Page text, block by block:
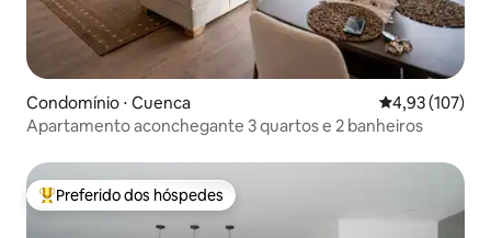
Condomínio ⋅ Cuenca 4,93 de uma
4,93 (107)
Apartamento aconchegante 3 quartos e 2 banheiros
Entre os melhores preferidos dos hóspedes
Preferido dos hóspedes